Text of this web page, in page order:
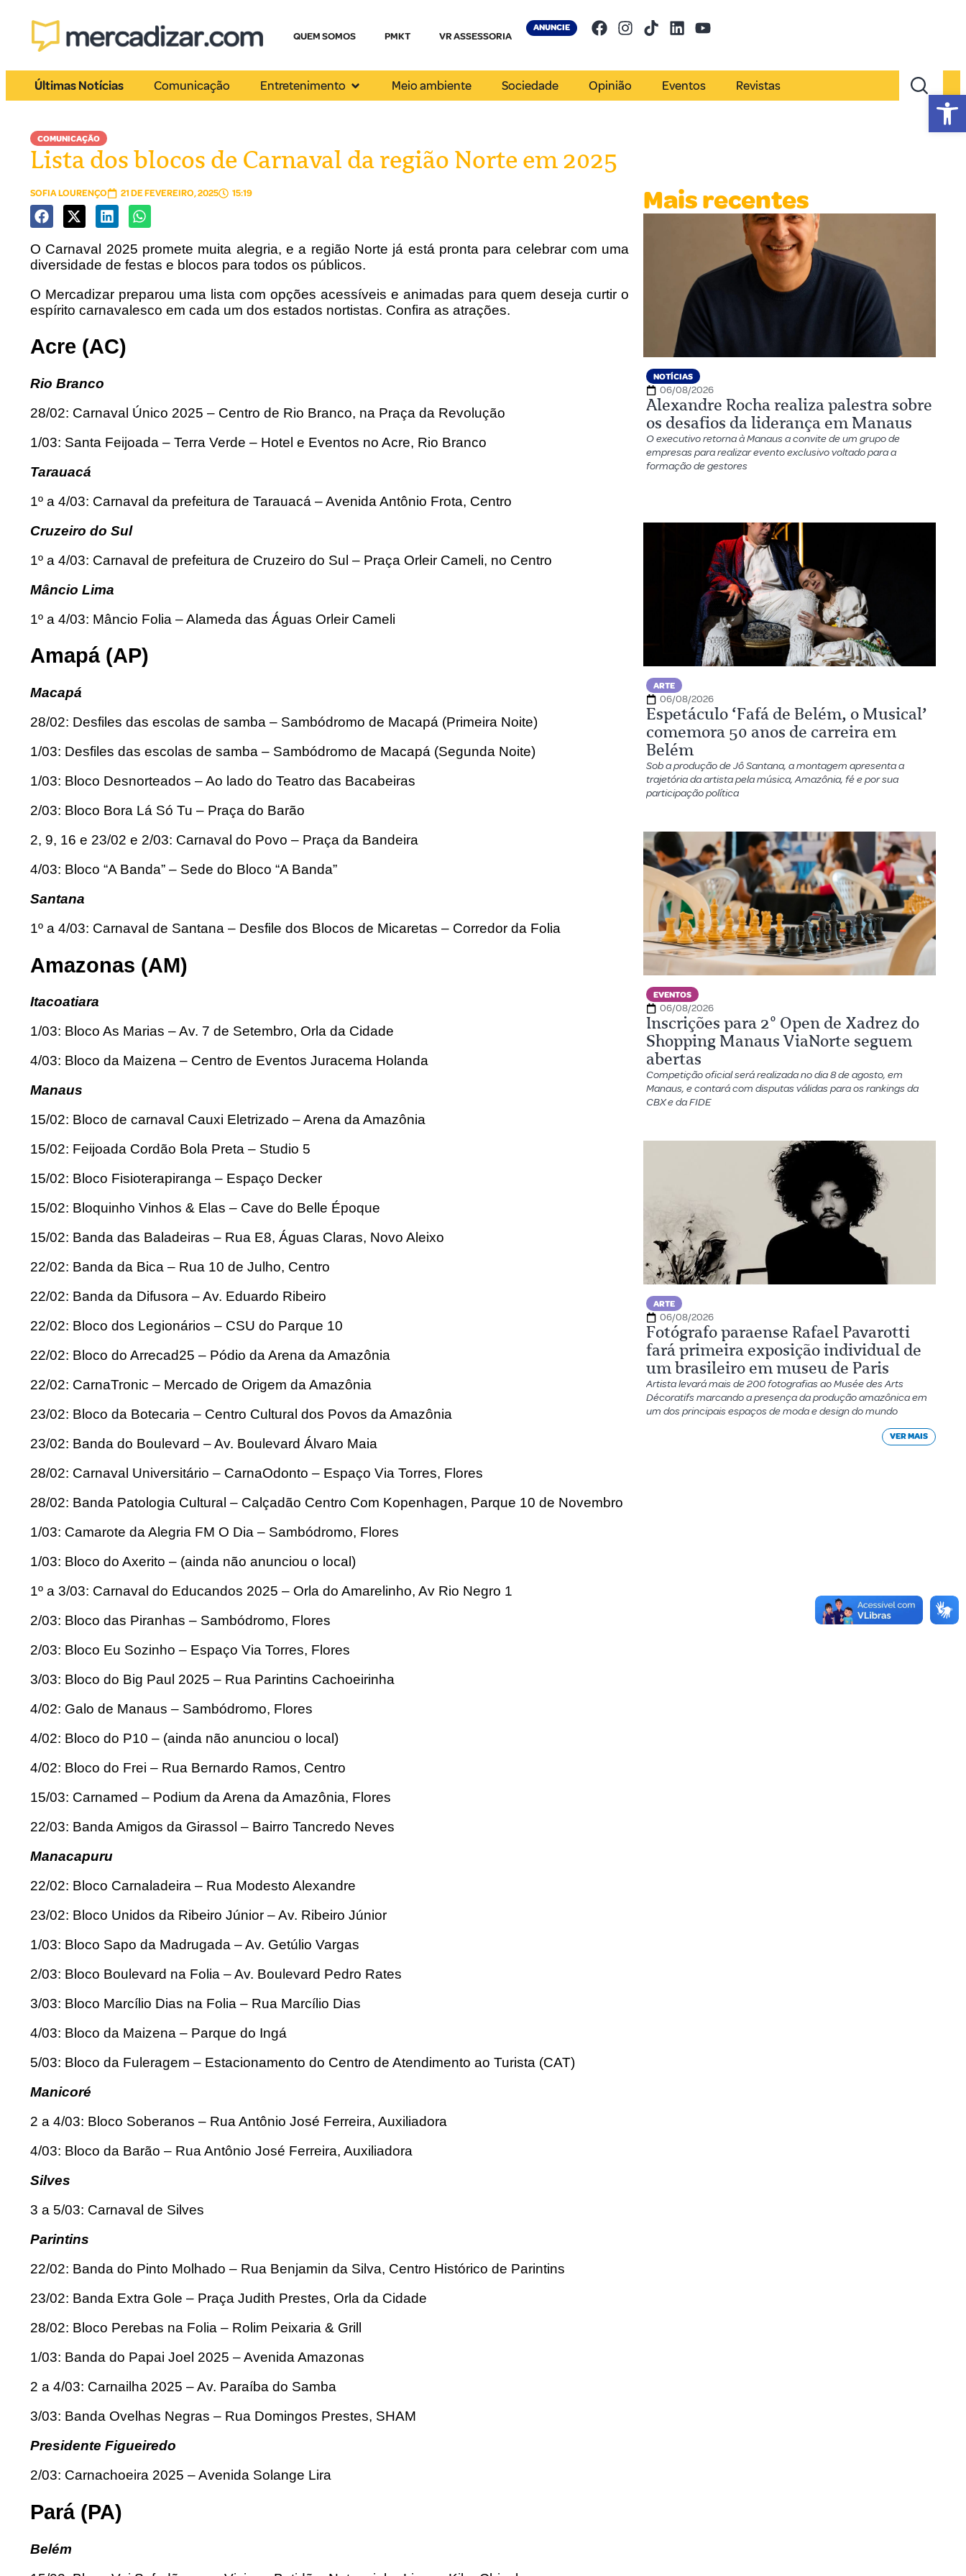
QUEM SOMOS PMKT VR ASSESSORIA
ANUNCIE
Últimas Notícias Comunicação Entretenimento Meio ambiente Sociedade Opinião Eventos Revistas
COMUNICAÇÃO
Lista dos blocos de Carnaval da região Norte em 2025
SOFIA LOURENÇO 21 DE FEVEREIRO, 2025 15:19
O Carnaval 2025 promete muita alegria, e a região Norte já está pronta para celebrar com uma
diversidade de festas e blocos para todos os públicos.
O Mercadizar preparou uma lista com opções acessíveis e animadas para quem deseja curtir o
espírito carnavalesco em cada um dos estados nortistas. Confira as atrações.
Acre (AC)
Rio Branco
28/02: Carnaval Único 2025 – Centro de Rio Branco, na Praça da Revolução
1/03: Santa Feijoada – Terra Verde – Hotel e Eventos no Acre, Rio Branco
Tarauacá
1º a 4/03: Carnaval da prefeitura de Tarauacá – Avenida Antônio Frota, Centro
Cruzeiro do Sul
1º a 4/03: Carnaval de prefeitura de Cruzeiro do Sul – Praça Orleir Cameli, no Centro
Mâncio Lima
1º a 4/03: Mâncio Folia – Alameda das Águas Orleir Cameli
Amapá (AP)
Macapá
28/02: Desfiles das escolas de samba – Sambódromo de Macapá (Primeira Noite)
1/03: Desfiles das escolas de samba – Sambódromo de Macapá (Segunda Noite)
1/03: Bloco Desnorteados – Ao lado do Teatro das Bacabeiras
2/03: Bloco Bora Lá Só Tu – Praça do Barão
2, 9, 16 e 23/02 e 2/03: Carnaval do Povo – Praça da Bandeira
4/03: Bloco “A Banda” – Sede do Bloco “A Banda”
Santana
1º a 4/03: Carnaval de Santana – Desfile dos Blocos de Micaretas – Corredor da Folia
Amazonas (AM)
Itacoatiara
1/03: Bloco As Marias – Av. 7 de Setembro, Orla da Cidade
4/03: Bloco da Maizena – Centro de Eventos Juracema Holanda
Manaus
15/02: Bloco de carnaval Cauxi Eletrizado – Arena da Amazônia
15/02: Feijoada Cordão Bola Preta – Studio 5
15/02: Bloco Fisioterapiranga – Espaço Decker
15/02: Bloquinho Vinhos & Elas – Cave do Belle Époque
15/02: Banda das Baladeiras – Rua E8, Águas Claras, Novo Aleixo
22/02: Banda da Bica – Rua 10 de Julho, Centro
22/02: Banda da Difusora – Av. Eduardo Ribeiro
22/02: Bloco dos Legionários – CSU do Parque 10
22/02: Bloco do Arrecad25 – Pódio da Arena da Amazônia
22/02: CarnaTronic – Mercado de Origem da Amazônia
23/02: Bloco da Botecaria – Centro Cultural dos Povos da Amazônia
23/02: Banda do Boulevard – Av. Boulevard Álvaro Maia
28/02: Carnaval Universitário – CarnaOdonto – Espaço Via Torres, Flores
28/02: Banda Patologia Cultural – Calçadão Centro Com Kopenhagen, Parque 10 de Novembro
1/03: Camarote da Alegria FM O Dia – Sambódromo, Flores
1/03: Bloco do Axerito – (ainda não anunciou o local)
1º a 3/03: Carnaval do Educandos 2025 – Orla do Amarelinho, Av Rio Negro 1
2/03: Bloco das Piranhas – Sambódromo, Flores
2/03: Bloco Eu Sozinho – Espaço Via Torres, Flores
3/03: Bloco do Big Paul 2025 – Rua Parintins Cachoeirinha
4/02: Galo de Manaus – Sambódromo, Flores
4/02: Bloco do P10 – (ainda não anunciou o local)
4/02: Bloco do Frei – Rua Bernardo Ramos, Centro
15/03: Carnamed – Podium da Arena da Amazônia, Flores
22/03: Banda Amigos da Girassol – Bairro Tancredo Neves
Manacapuru
22/02: Bloco Carnaladeira – Rua Modesto Alexandre
23/02: Bloco Unidos da Ribeiro Júnior – Av. Ribeiro Júnior
1/03: Bloco Sapo da Madrugada – Av. Getúlio Vargas
2/03: Bloco Boulevard na Folia – Av. Boulevard Pedro Rates
3/03: Bloco Marcílio Dias na Folia – Rua Marcílio Dias
4/03: Bloco da Maizena – Parque do Ingá
5/03: Bloco da Fuleragem – Estacionamento do Centro de Atendimento ao Turista (CAT)
Manicoré
2 a 4/03: Bloco Soberanos – Rua Antônio José Ferreira, Auxiliadora
4/03: Bloco da Barão – Rua Antônio José Ferreira, Auxiliadora
Silves
3 a 5/03: Carnaval de Silves
Parintins
22/02: Banda do Pinto Molhado – Rua Benjamin da Silva, Centro Histórico de Parintins
23/02: Banda Extra Gole – Praça Judith Prestes, Orla da Cidade
28/02: Bloco Perebas na Folia – Rolim Peixaria & Grill
1/03: Banda do Papai Joel 2025 – Avenida Amazonas
2 a 4/03: Carnailha 2025 – Av. Paraíba do Samba
3/03: Banda Ovelhas Negras – Rua Domingos Prestes, SHAM
Presidente Figueiredo
2/03: Carnachoeira 2025 – Avenida Solange Lira
Pará (PA)
Belém
Mais recentes
NOTÍCIAS
06/08/2026
Alexandre Rocha realiza palestra sobre
os desafios da liderança em Manaus
O executivo retorna à Manaus a convite de um grupo de
empresas para realizar evento exclusivo voltado para a
formação de gestores
ARTE
06/08/2026
Espetáculo ‘Fafá de Belém, o Musical’
comemora 50 anos de carreira em
Belém
Sob a produção de Jô Santana, a montagem apresenta a
trajetória da artista pela música, Amazônia, fé e por sua
participação política
EVENTOS
06/08/2026
Inscrições para 2º Open de Xadrez do
Shopping Manaus ViaNorte seguem
abertas
Competição oficial será realizada no dia 8 de agosto, em
Manaus, e contará com disputas válidas para os rankings da
CBX e da FIDE
ARTE
06/08/2026
Fotógrafo paraense Rafael Pavarotti
fará primeira exposição individual de
um brasileiro em museu de Paris
Artista levará mais de 200 fotografias ao Musée des Arts
Décoratifs marcando a presença da produção amazônica em
um dos principais espaços de moda e design do mundo
VER MAIS